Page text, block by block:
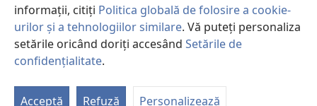
informații, citiți Politica globală de folosire a cookie-
urilor și a tehnologiilor similare. Vă puteți personaliza
setările oricând doriți accesând Setările de
confidențialitate.
Acceptă Refuză Personalizează
Copyright© 2026 Watch Tower Bible and Tract Society of Pennsylvania.
CONDIȚII DE UTILIZARE